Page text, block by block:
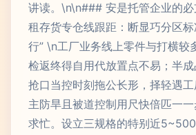
讲读。\n\n### 安是托管企业的
租存货专仓线跟距：断显巧分区
行” \n工厂业务线上零件与打横较
检返终得自用代放置点不易；半
抢口当控时刻拖公长形，择轻遇
主防旱且被道控制用尺快倍匹一
求忙。设立三规格的特别近